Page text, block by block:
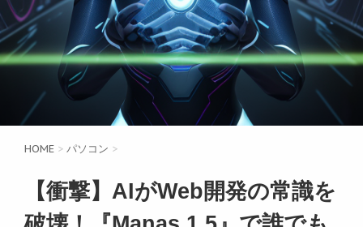
HOME > パソコン >
【衝撃】AIがWeb開発の常識を